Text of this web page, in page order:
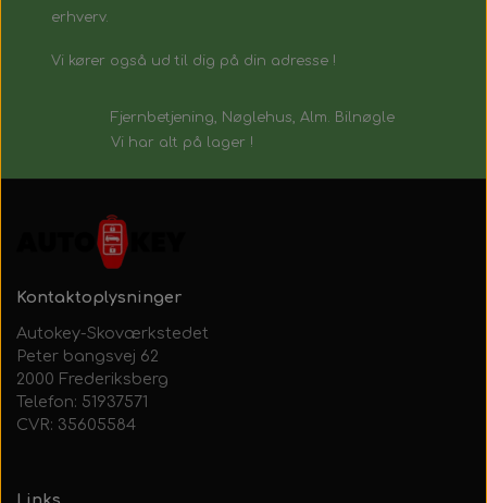
erhverv.
Vi kører også ud til dig på din adresse !
Fjernbetjening, Nøglehus, Alm. Bilnøgle
Vi har alt på lager !
Kontaktoplysninger
Autokey-Skoværkstedet
Peter bangsvej 62
2000 Frederiksberg
Telefon: 51937571
CVR: 35605584